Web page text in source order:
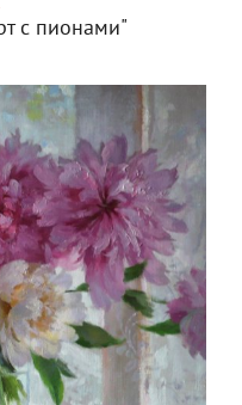
с пионами"